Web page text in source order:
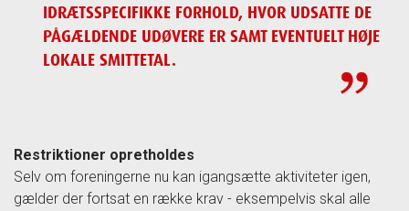
IDRÆTSSPECIFIKKE FORHOLD, HVOR UDSATTE DE
PÅGÆLDENDE UDØVERE ER SAMT EVENTUELT HØJE
LOKALE SMITTETAL.
Restriktioner opretholdes
Selv om foreningerne nu kan igangsætte aktiviteter igen,
gælder der fortsat en række krav - eksempelvis skal alle